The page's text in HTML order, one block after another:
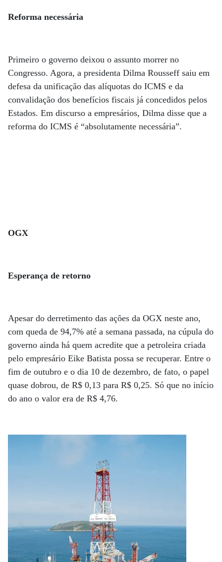
Reforma necessária
Primeiro o governo deixou o assunto morrer no
Congresso. Agora, a presidenta Dilma Rousseff saiu em
defesa da unificação das alíquotas do ICMS e da
convalidação dos benefícios fiscais já concedidos pelos
Estados. Em discurso a empresários, Dilma disse que a
reforma do ICMS é “absolutamente necessária”.
OGX
Esperança de retorno
Apesar do derretimento das ações da OGX neste ano,
com queda de 94,7% até a semana passada, na cúpula do
governo ainda há quem acredite que a petroleira criada
pelo empresário Eike Batista possa se recuperar. Entre o
fim de outubro e o dia 10 de dezembro, de fato, o papel
quase dobrou, de R$ 0,13 para R$ 0,25. Só que no início
do ano o valor era de R$ 4,76.